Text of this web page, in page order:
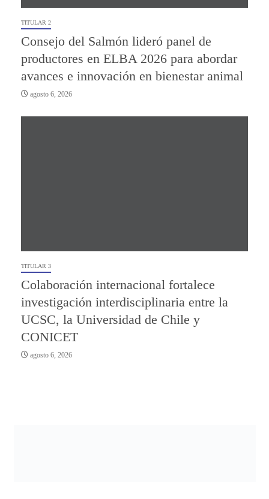
TITULAR 2
Consejo del Salmón lideró panel de
productores en ELBA 2026 para abordar
avances e innovación en bienestar animal
agosto 6, 2026
TITULAR 3
Colaboración internacional fortalece
investigación interdisciplinaria entre la
UCSC, la Universidad de Chile y
CONICET
agosto 6, 2026